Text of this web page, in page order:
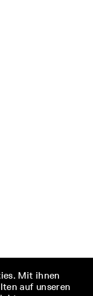
Mit ihnen
auf unseren